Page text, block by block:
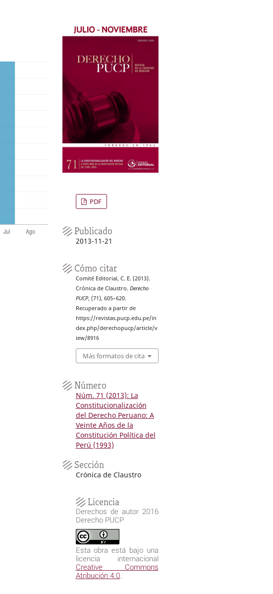
PDF
Publicado
2013-11-21
Cómo citar
Comité Editorial, C. E. (2013).
Crónica de Claustro. Derecho
PUCP, (71), 605–620.
Recuperado a partir de
https://revistas.pucp.edu.pe/in
dex.php/derechopucp/article/v
iew/8916
Más formatos de cita
Número
Núm. 71 (2013): La
Constitucionalización
del Derecho Peruano: A
Veinte Años de la
Constitución Política del
Perú (1993)
Sección
Crónica de Claustro
Licencia
Derechos de autor 2016
Derecho PUCP
Esta obra está bajo una
licencia internacional
Creative Commons
Atribución 4.0